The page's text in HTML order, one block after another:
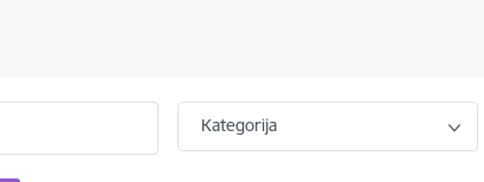
Kategorija